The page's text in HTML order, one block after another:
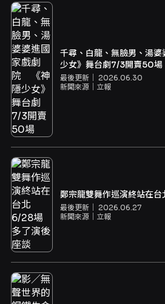
千尋、白龍、無臉男、湯
少女》舞台劇7/3開賣50場
最後更新｜ 2026.06.30
新聞來源｜ 立報
鄭宗龍雙舞作巡演終站在
最後更新｜ 2026.06.27
新聞來源｜ 立報